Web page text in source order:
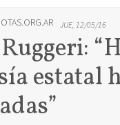
JUE, 12/05/16
estatal